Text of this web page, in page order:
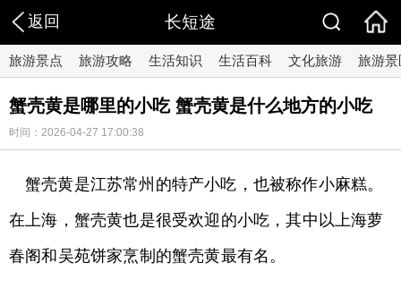
返回 长短途
旅游景点 旅游攻略 生活知识 生活百科 文化旅游 旅游景
蟹壳黄是哪里的小吃 蟹壳黄是什么地方的小吃
时间：2026-04-27 17:00:38
蟹壳黄是江苏常州的特产小吃，也被称作小麻糕。
在上海，蟹壳黄也是很受欢迎的小吃，其中以上海萝
春阁和吴苑饼家烹制的蟹壳黄最有名。